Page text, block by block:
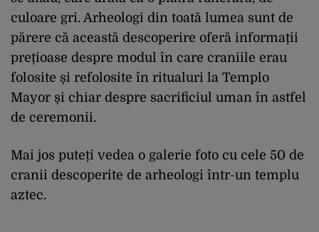
culoare gri. Arheologi din toată lumea sunt de
părere că această descoperire oferă informații
prețioase despre modul în care craniile erau
folosite și refolosite în ritualuri la Templo
Mayor și chiar despre sacrificiul uman în astfel
de ceremonii.
Mai jos puteți vedea o galerie foto cu cele 50 de
cranii descoperite de arheologi într-un templu
aztec.